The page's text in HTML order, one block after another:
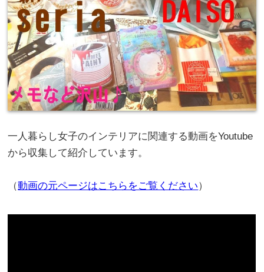
一人暮らし女子のインテリアに関連する動画をYoutube
から収集して紹介しています。
（動画の元ページはこちらをご覧ください）